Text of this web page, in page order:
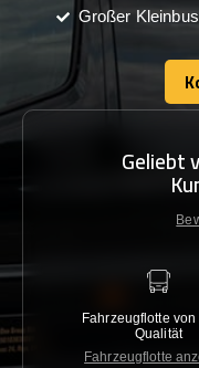
Großer
Geliebt
Fahrzeugflotte
Qualität
Fahrzeugflotte